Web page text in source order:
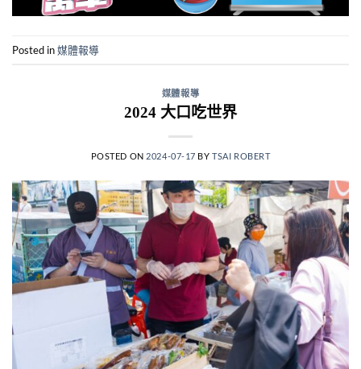
Posted in媒體報導
媒體報導
2024 大口吃世界
POSTED ON 2024-07-17 BYTSAI ROBERT